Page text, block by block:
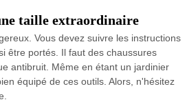
taille extraordinaire
Vous devez suivre les instructions
être portés. Il faut des chaussures
antibruit. Même en étant un jardinier
équipé de ces outils. Alors, n'hésitez